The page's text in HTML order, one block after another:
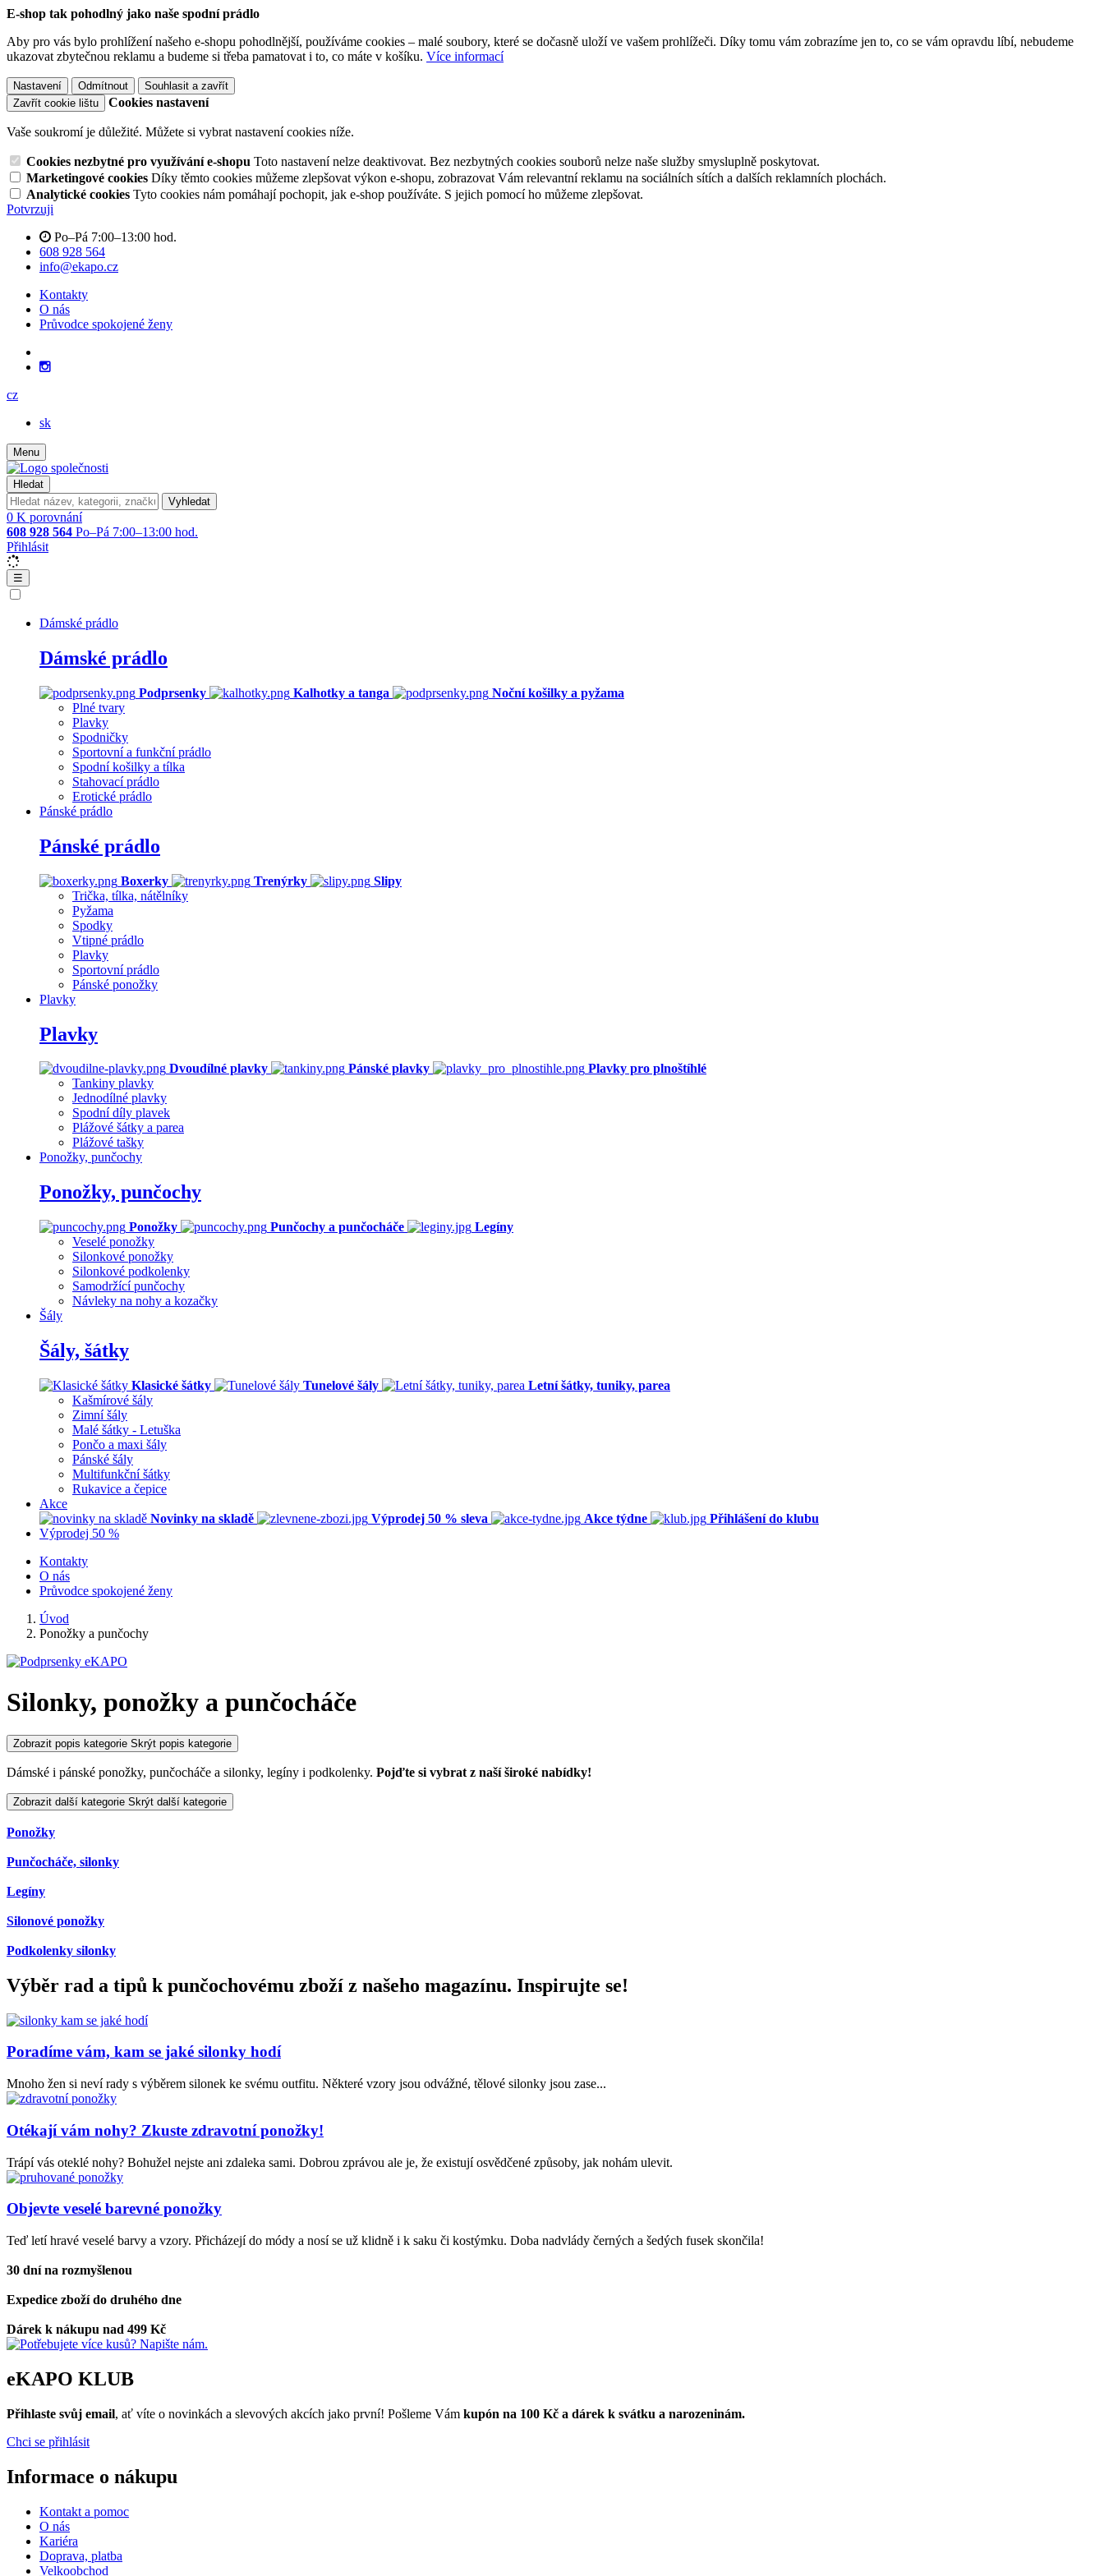
E-shop tak pohodlný jako naše spodní prádlo
Aby pro vás bylo prohlížení našeho e-shopu pohodlnější, používáme cookies – malé soubory, které se dočasně uloží ve vašem prohlížeči. Díky tomu vám zobrazíme jen to, co se vám opravdu líbí, nebudeme
ukazovat zbytečnou reklamu a budeme si třeba pamatovat i to, co máte v košíku. Více informací
Nastavení Odmítnout
Souhlasit a zavřít
Zavřít cookie lištu
Cookies nastavení
Vaše soukromí je důležité. Můžete si vybrat nastavení cookies níže.
Cookies nezbytné pro využívání e-shopu Toto nastavení nelze deaktivovat. Bez nezbytných cookies souborů nelze naše služby smysluplně poskytovat.
Marketingové cookies Díky těmto cookies můžeme zlepšovat výkon e-shopu, zobrazovat Vám relevantní reklamu na sociálních sítích a dalších reklamních plochách.
Analytické cookies Tyto cookies nám pomáhají pochopit, jak e-shop používáte. S jejich pomocí ho můžeme zlepšovat.
Potvrzuji
Po–Pá 7:00–13:00 hod.
608 928 564
info@ekapo.cz
Kontakty
O nás
Průvodce spokojené ženy
cz
sk
Menu
Hledat
Vyhledat
0 K porovnání
608 928 564 Po–Pá 7:00–13:00 hod.
Přihlásit
☰
Dámské prádlo
Dámské prádlo
Podprsenky Kalhotky a tanga
Noční košilky a pyžama
Plné tvary
Plavky
Spodničky
Sportovní a funkční prádlo
Spodní košilky a tílka
Stahovací prádlo
Erotické prádlo
Pánské prádlo
Pánské prádlo
Boxerky Trenýrky
Slipy
Trička, tílka, nátělníky
Pyžama
Spodky
Vtipné prádlo
Plavky
Sportovní prádlo
Pánské ponožky
Plavky
Plavky
Dvoudílné plavky Pánské plavky
Plavky pro plnoštíhlé
Tankiny plavky
Jednodílné plavky
Spodní díly plavek
Plážové šátky a parea
Plážové tašky
Ponožky, punčochy
Ponožky, punčochy
Ponožky Punčochy a punčocháče
Legíny
Veselé ponožky
Silonkové ponožky
Silonkové podkolenky
Samodržící punčochy
Návleky na nohy a kozačky
Šály
Šály, šátky
Klasické šátky Tunelové šály
Letní šátky, tuniky, parea
Kašmírové šály
Zimní šály
Malé šátky - Letuška
Pončo a maxi šály
Pánské šály
Multifunkční šátky
Rukavice a čepice
Akce
Novinky na skladě
Výprodej 50 % sleva Akce týdne
Přihlášení do klubu
Výprodej 50 %
Kontakty
O nás
Průvodce spokojené ženy
Úvod
Ponožky a punčochy
Silonky, ponožky a punčocháče
Zobrazit popis kategorie Skrýt popis kategorie
Dámské i pánské ponožky, punčocháče a silonky, legíny i podkolenky. Pojďte si vybrat z naší široké nabídky!
Zobrazit další kategorie Skrýt další kategorie
Ponožky
Punčocháče, silonky
Legíny
Silonové ponožky
Podkolenky silonky
Výběr rad a tipů k punčochovému zboží z našeho magazínu. Inspirujte se!
Poradíme vám, kam se jaké silonky hodí
Mnoho žen si neví rady s výběrem silonek ke svému outfitu. Některé vzory jsou odvážné, tělové silonky jsou zase...
Otékají vám nohy? Zkuste zdravotní ponožky!
Trápí vás oteklé nohy? Bohužel nejste ani zdaleka sami. Dobrou zprávou ale je, že existují osvědčené způsoby, jak nohám ulevit.
Objevte veselé barevné ponožky
Teď letí hravé veselé barvy a vzory. Přicházejí do módy a nosí se už klidně i k saku či kostýmku. Doba nadvlády černých a šedých fusek skončila!
30 dní na rozmyšlenou
Expedice zboží do druhého dne
Dárek k nákupu nad 499 Kč
eKAPO KLUB
Přihlaste svůj email, ať víte o novinkách a slevových akcích jako první! Pošleme Vám kupón na 100 Kč a dárek k svátku a narozeninám.
Chci se přihlásit
Informace o nákupu
Kontakt a pomoc
O nás
Kariéra
Doprava, platba
Velkoobchod